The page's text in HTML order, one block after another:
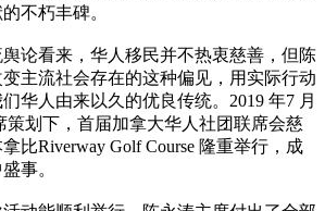
不朽丰碑。
看来，华人移民并不热衷慈善，但陈
主流社会存在的这种偏见，用实际行动
华人由来以久的优良传统。2019 年7 月
策划下，首届加拿大华人社团联席会慈
比Riverway Golf Course 隆重举行，成
事。